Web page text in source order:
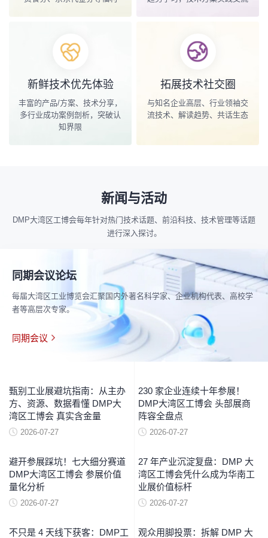
新鲜技术优先体验
丰富的产品/方案、技术分享，
多行业成功案例剖析，突破认
知界限
拓展技术社交圈
与知名企业高层、行业领袖交
流技术、解读趋势、共话生态
新闻与活动
DMP大湾区工博会每年针对热门技术话题、前沿科技、技术管理等话题
进行深入探讨。
同期会议论坛
每届大湾区工业博览会汇聚国内外著名科学家、企业机构代表、高校学
者等高层次专家。
同期会议
甄别工业展避坑指南：从主办
方、资源、数据看懂 DMP大
湾区工博会 真实含金量
2026-07-27
230 家企业连续十年参展！
DMP大湾区工博会 头部展商
阵容全盘点
2026-07-27
避开参展踩坑！七大细分赛道
DMP大湾区工博会 参展价值
量化分析
2026-07-27
27 年产业沉淀复盘：DMP 大
湾区工博会凭什么成为华南工
业展价值标杆
2026-07-27
不只是 4 天线下获客：DMP工
观众用脚投票：拆解 DMP 大